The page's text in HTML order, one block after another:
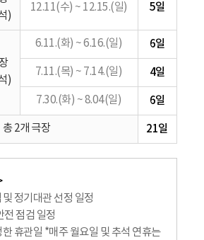
)
12.11(수) ~ 12.15.(일) 5일
)
6.11.(화) ~ 6.16.(일) 6일
7.11.(목) ~ 7.14.(일) 4일
7.30.(화) ~ 8.04(일) 6일
총 2개 극장 21일
정기대관 선정 일정
전 점검 일정
한 휴관일 *매주 월요일 및 추석 연휴는